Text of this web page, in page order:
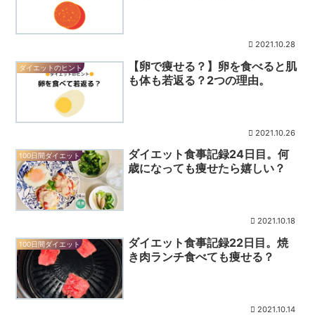
2021.10.28
ダイエットのヒント
【卵で痩せる？】卵を食べると肌
も体も若返る？2つの理由。
2021.10.26
100日間ダイエット
ダイエット食事記録24日目。何
歳になっても痩せたら嬉しい？
2021.10.18
100日間ダイエット
ダイエット食事記録22日目。焼
き肉ランチ食べても痩せる？
2021.10.14